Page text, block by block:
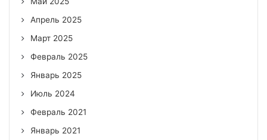
Апрель 2025
Март 2025
Февраль 2025
Январь 2025
Июль 2024
Февраль 2021
Январь 2021